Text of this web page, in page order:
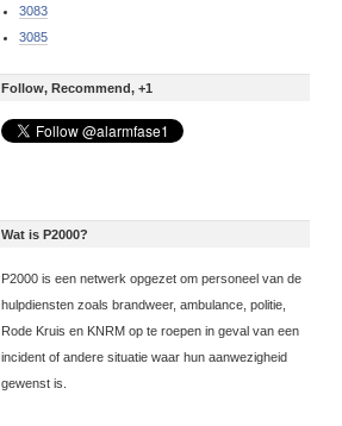
3083
3085
Follow, Recommend, +1
Wat is P2000?
P2000 is een netwerk opgezet om personeel van de
hulpdiensten zoals brandweer, ambulance, politie,
Rode Kruis en KNRM op te roepen in geval van een
incident of andere situatie waar hun aanwezigheid
gewenst is.